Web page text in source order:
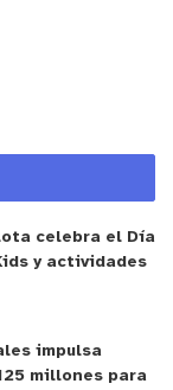
producción
en cada
de 300
se
celebra el Día
y actividades
impulsa
millones para